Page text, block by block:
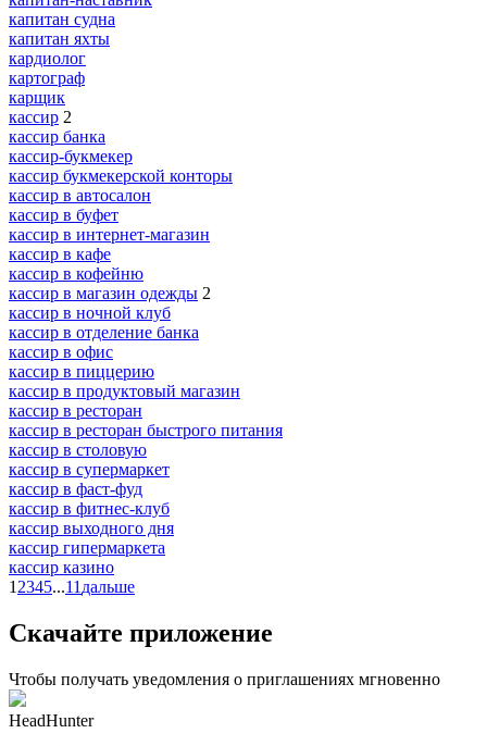
капитан судна
капитан яхты
кардиолог
картограф
карщик
кассир 2
кассир банка
кассир-букмекер
кассир букмекерской конторы
кассир в автосалон
кассир в буфет
кассир в интернет-магазин
кассир в кафе
кассир в кофейню
кассир в магазин одежды 2
кассир в ночной клуб
кассир в отделение банка
кассир в офис
кассир в пиццерию
кассир в продуктовый магазин
кассир в ресторан
кассир в ресторан быстрого питания
кассир в столовую
кассир в супермаркет
кассир в фаст-фуд
кассир в фитнес-клуб
кассир выходного дня
кассир гипермаркета
кассир казино
1 2345...11 дальше
Скачайте приложение
Чтобы получать уведомления о приглашениях мгновенно
HeadHunter